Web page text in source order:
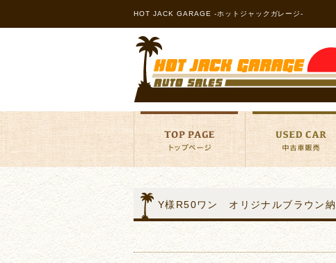
HOT JACK GARAGE -ホットジャックガレージ-
Y様R50ワン オリジナルブラウン納